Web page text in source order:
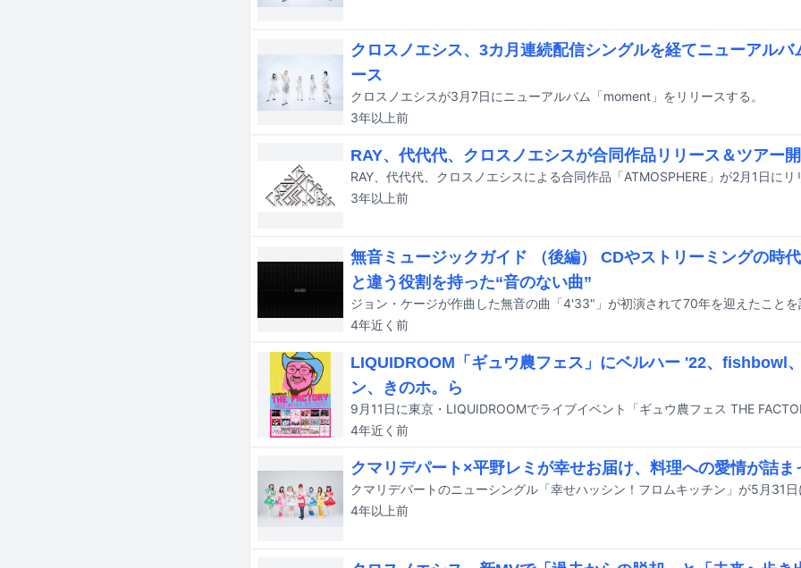
クロスノエシス、3カ月連続配信シングルを経てニューアル
ース
クロスノエシスが3月7日にニューアルバム「moment」をリリースする。
3年以上前
RAY、代代代、クロスノエシスが合同作品リリース＆ツアー
RAY、代代代、クロスノエシスによる合同作品「ATMOSPHERE」が2月1日に
3年以上前
無音ミュージックガイド （後編） CDやストリーミングの時
と違う役割を持った“音のない曲”
4年近く 前
LIQUIDROOM「ギュウ農フェス」にベルハー '22、fishbowl
ン、きのホ。ら
9月11日に東京・LIQUIDROOMでライブイベント「ギュウ農フェス THE
4年近く 前
クマリデパート×平野レミが幸せお届け、料理への愛情が詰ま
クマリデパートのニューシングル「幸せハッシン！フロムキッチン」が5月31
4年以上前